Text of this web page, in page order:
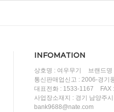
INFOMATION
상호명 : 여우무기 브랜드명
통신판매업신고 : 2006-경기
대표전화 : 1533-1167
FAX :
사업장소재지 : 경기 남양주
bank9688@nate.com